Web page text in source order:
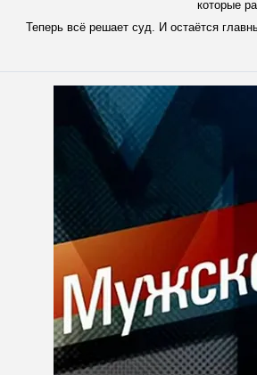
которые
Теперь всё решает суд. И остаётся